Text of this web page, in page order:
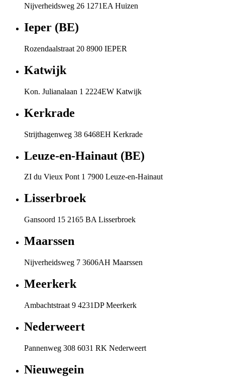
Nijverheidsweg 26 1271EA Huizen
Ieper (BE)
Rozendaalstraat 20 8900 IEPER
Katwijk
Kon. Julianalaan 1 2224EW Katwijk
Kerkrade
Strijthagenweg 38 6468EH Kerkrade
Leuze-en-Hainaut (BE)
ZI du Vieux Pont 1 7900 Leuze-en-Hainaut
Lisserbroek
Gansoord 15 2165 BA Lisserbroek
Maarssen
Nijverheidsweg 7 3606AH Maarssen
Meerkerk
Ambachtstraat 9 4231DP Meerkerk
Nederweert
Pannenweg 308 6031 RK Nederweert
Nieuwegein